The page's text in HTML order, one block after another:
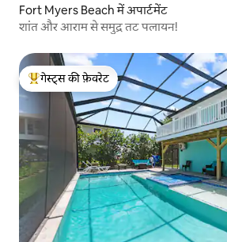
Fort Myers Beach में अपार्टमेंट
शांत और आराम से समुद्र तट पलायन!
गेस्ट्स का टॉप फ़ेवरेट
गेस्ट्स की फ़ेवरेट